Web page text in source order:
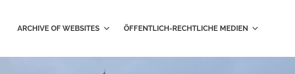
ARCHIVE OF WEBSITES ÖFFENTLICH-RECHTLICHE MEDIEN